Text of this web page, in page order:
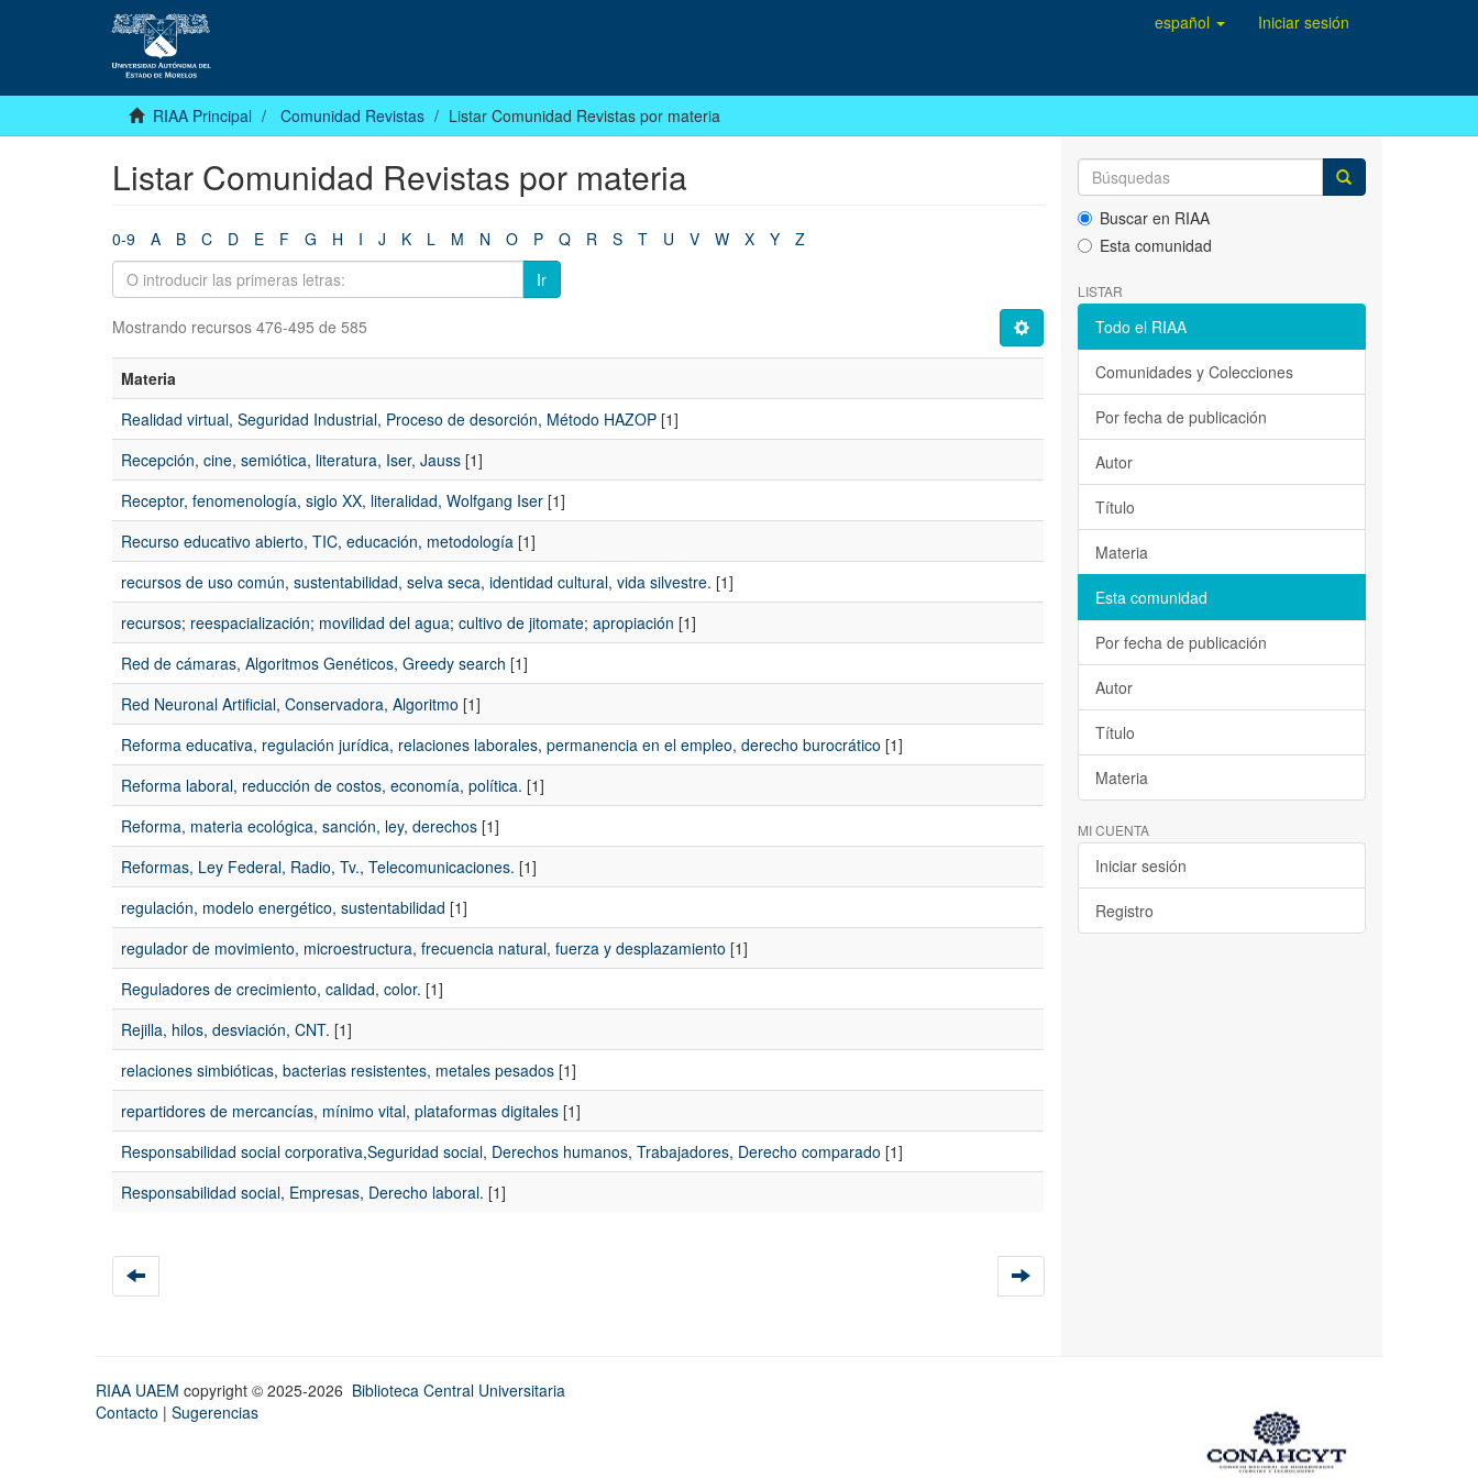
español Iniciar sesión
RIAA Principal Comunidad Revistas Listar Comunidad Revistas por materia
Listar Comunidad Revistas por materia
0-9 A B C D E F G H I J K L M N O P Q R S T U V W X Y
Z
Ir
Mostrando recursos 476-495 de 585
Materia
Realidad virtual, Seguridad Industrial, Proceso de desorción, Método HAZOP [1]
Recepción, cine, semiótica, literatura, Iser, Jauss [1]
Receptor, fenomenología, siglo XX, literalidad, Wolfgang Iser [1]
Recurso educativo abierto, TIC, educación, metodología [1]
recursos de uso común, sustentabilidad, selva seca, identidad cultural, vida silvestre. [1]
recursos; reespacialización; movilidad del agua; cultivo de jitomate; apropiación [1]
Red de cámaras, Algoritmos Genéticos, Greedy search [1]
Red Neuronal Artificial, Conservadora, Algoritmo [1]
Reforma educativa, regulación jurídica, relaciones laborales, permanencia en el empleo, derecho burocrático [1]
Reforma laboral, reducción de costos, economía, política. [1]
Reforma, materia ecológica, sanción, ley, derechos [1]
Reformas, Ley Federal, Radio, Tv., Telecomunicaciones. [1]
regulación, modelo energético, sustentabilidad [1]
regulador de movimiento, microestructura, frecuencia natural, fuerza y desplazamiento [1]
Reguladores de crecimiento, calidad, color. [1]
Rejilla, hilos, desviación, CNT. [1]
relaciones simbióticas, bacterias resistentes, metales pesados [1]
repartidores de mercancías, mínimo vital, plataformas digitales [1]
Responsabilidad social corporativa,Seguridad social, Derechos humanos, Trabajadores, Derecho comparado [1]
Responsabilidad social, Empresas, Derecho laboral. [1]
Buscar en RIAA
Esta comunidad
LISTAR
Todo el RIAA
Comunidades y Colecciones
Por fecha de publicación
Autor
Título
Materia
Esta comunidad
Por fecha de publicación
Autor
Título
Materia
MI CUENTA
Iniciar sesión
Registro
RIAA UAEM copyright © 2025-2026 Biblioteca Central Universitaria
Contacto | Sugerencias